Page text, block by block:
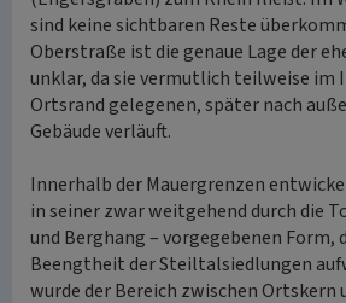
sind keine sichtbaren Reste
Oberstraße ist die genaue Lage der
unklar, da sie vermutlich teilweise im
Ortsrand gelegenen, später nach
Gebäude verläuft.
Innerhalb der Mauergrenzen
in seiner zwar weitgehend durch die
und Berghang – vorgegebenen Form,
Beengtheit der Steiltalsiedlungen
wurde der Bereich zwischen Ortskern